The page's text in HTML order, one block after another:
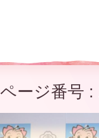
ページ番号 :